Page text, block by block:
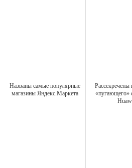
Названы самые популярные
магазины Яндекс.Маркета
Рассекречены
«пугающего»